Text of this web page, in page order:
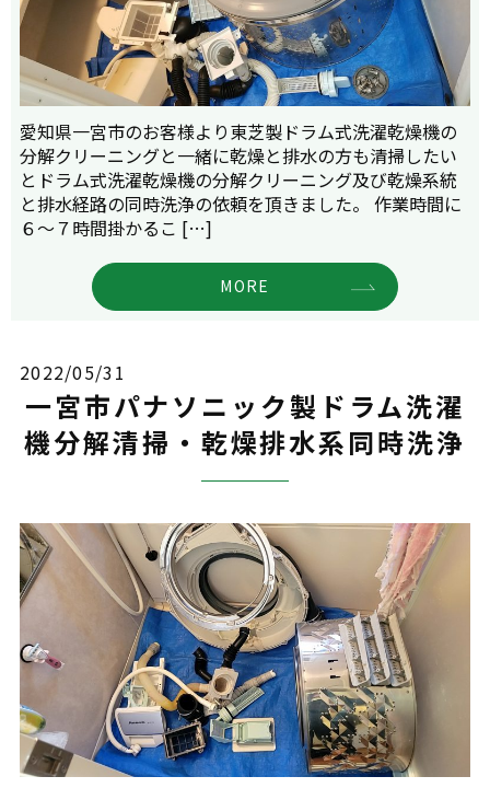
愛知県一宮市のお客様より東芝製ドラム式洗濯乾燥機の
分解クリーニングと一緒に乾燥と排水の方も清掃したい
とドラム式洗濯乾燥機の分解クリーニング及び乾燥系統
と排水経路の同時洗浄の依頼を頂きました。 作業時間に
６～７時間掛かるこ […]
MORE
2022/05/31
一宮市パナソニック製ドラム洗濯
機分解清掃・乾燥排水系同時洗浄